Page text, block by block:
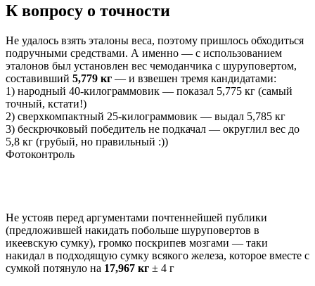
К вопросу о точности
Не удалось взять эталоны веса, поэтому пришлось обходиться
подручными средствами. А именно — с использованием
эталонов был установлен вес чемоданчика с шуруповертом,
составивший 5,779 кг — и взвешен тремя кандидатами:
1) народный 40-килограммовик — показал 5,775 кг (самый
точный, кстати!)
2) сверхкомпактный 25-килограммовик — выдал 5,785 кг
3) бескрючковый победитель не подкачал — округлил вес до
5,8 кг (грубый, но правильный :))
Фотоконтроль
Не устояв перед аргументами почтеннейшей публики
(предложившей накидать побольше шуруповертов в
икеевскую сумку), громко поскрипев мозгами — таки
накидал в подходящую сумку всякого железа, которое вместе с
сумкой потянуло на 17,967 кг ± 4 г